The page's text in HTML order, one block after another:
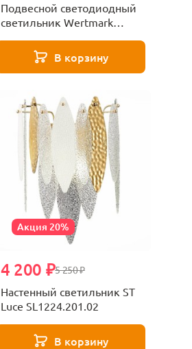
Подвесной светодиодный
светильник Wertmark
В корзину
Акция 20%
5 250 ₽
4 200 ₽
Настенный светильник ST
Luce SL1224.201.02
В корзину